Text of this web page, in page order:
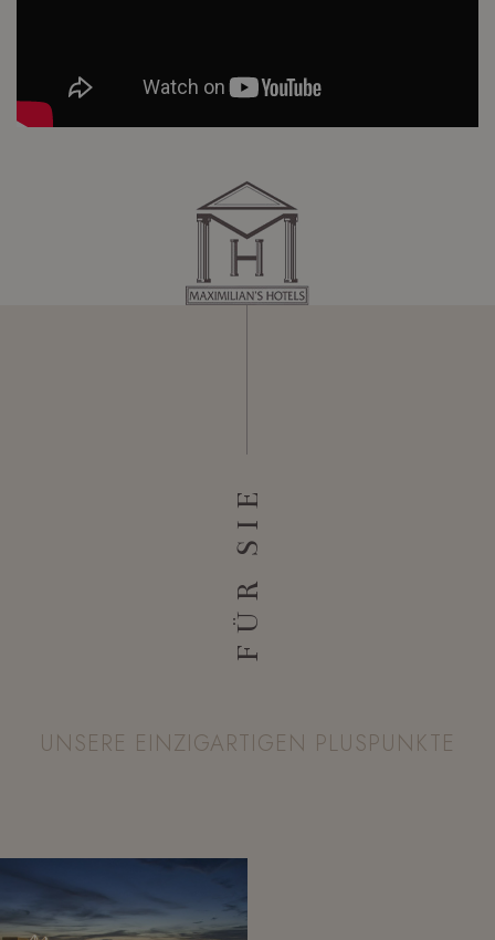
FÜR SIE
UNSERE EINZIGARTIGEN PLUSPUNKTE